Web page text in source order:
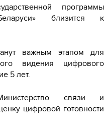
программы
близится к
важным этапом для
видения цифрового
5 лет.
связи и
цифровой готовности